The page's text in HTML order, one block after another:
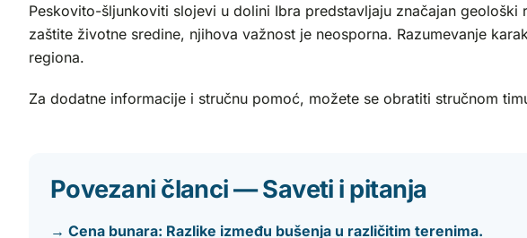
Peskovito-šljunkoviti slojevi u dolini Ibra predstavljaju značajan
zaštite životne sredine, njihova važnost je neosporna. Razumevanje
regiona.
Za dodatne informacije i stručnu pomoć, možete se obratiti stručnom
Povezani članci — Saveti i pitanja
→ Cena bunara: Razlike između bušenja u različitim terenima.